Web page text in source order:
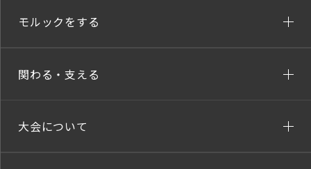
モルックをする
関わる・支える
大会について